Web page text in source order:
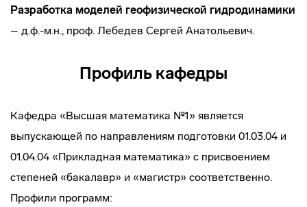
Разработка моделей геофизической гидродинамики
– д.ф.-м.н., проф. Лебедев Сергей Анатольевич.
Профиль кафедры
Кафедра «Высшая математика №1» является
выпускающей по направлениям подготовки 01.03.04 и
01.04.04 «Прикладная математика» с присвоением
степеней «бакалавр» и «магистр» соответственно.
Профили программ: